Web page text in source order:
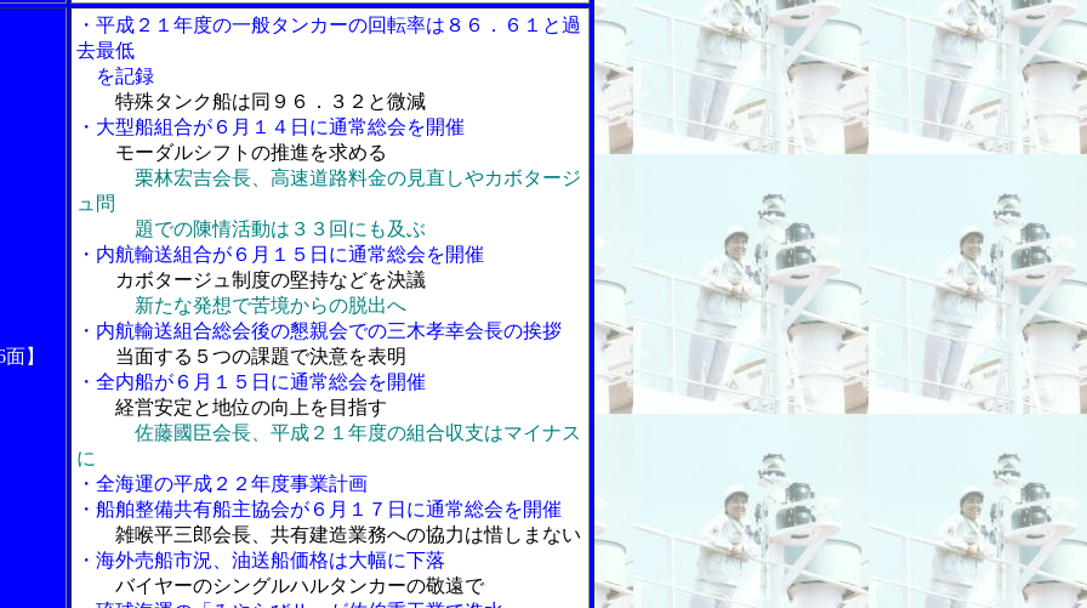
】
・平成２１年度の一般タンカーの回転率は８６．６１と過
去最低
を記録
特殊タンク船は同９６．３２と微減
・大型船組合が６月１４日に通常総会を開催
モーダルシフトの推進を求める
栗林宏吉会長、高速道路料金の見直しやカボタージ
ュ問
題での陳情活動は３３回にも及ぶ
・内航輸送組合が６月１５日に通常総会を開催
カボタージュ制度の堅持などを決議
新たな発想で苦境からの脱出へ
・内航輸送組合総会後の懇親会での三木孝幸会長の挨拶
当面する５つの課題で決意を表明
・全内船が６月１５日に通常総会を開催
経営安定と地位の向上を目指す
佐藤國臣会長、平成２１年度の組合収支はマイナス
に
・全海運の平成２２年度事業計画
・船舶整備共有船主協会が６月１７日に通常総会を開催
雑喉平三郎会長、共有建造業務への協力は惜しまない
・海外売船市況、油送船価格は大幅に下落
バイヤーのシングルハルタンカーの敬遠で